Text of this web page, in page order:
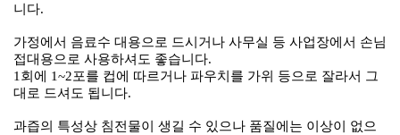
니다.
가정에서 음료수 대용으로 드시거나 사무실 등 사업장에서 손님
접대용으로 사용하셔도 좋습니다.
1회에 1~2포를 컵에 따르거나 파우치를 가위 등으로 잘라서 그
대로 드셔도 됩니다.
과즙의 특성상 침전물이 생길 수 있으나 품질에는 이상이 없으